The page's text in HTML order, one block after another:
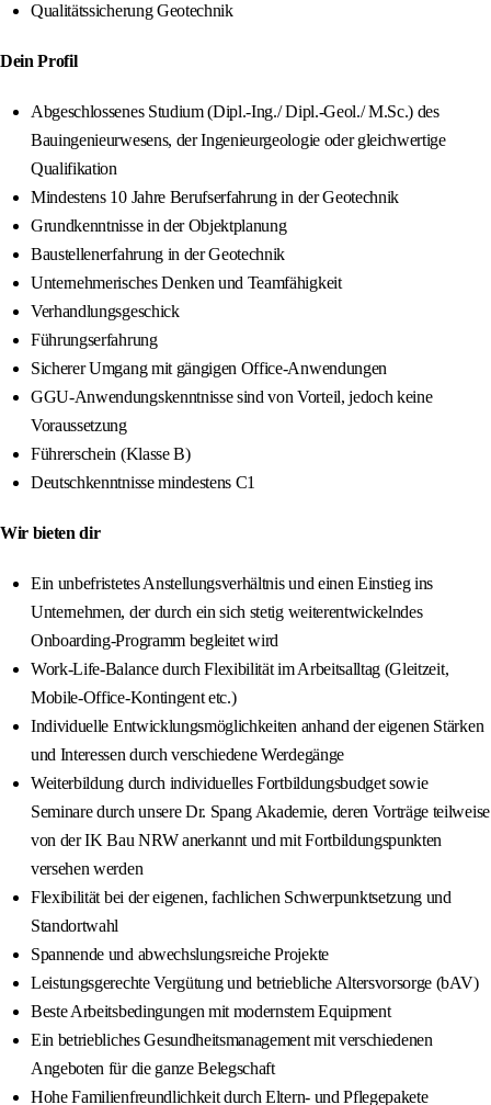
Qualitätssicherung Geotechnik
Dein Profil
Abgeschlossenes Studium (Dipl.-Ing./ Dipl.-Geol./ M.Sc.) des
Bauingenieurwesens, der Ingenieurgeologie oder gleichwertige
Qualifikation
Mindestens 10 Jahre Berufserfahrung in der Geotechnik
Grundkenntnisse in der Objektplanung
Baustellenerfahrung in der Geotechnik
Unternehmerisches Denken und Teamfähigkeit
Verhandlungsgeschick
Führungserfahrung
Sicherer Umgang mit gängigen Office-Anwendungen
GGU-Anwendungskenntnisse sind von Vorteil, jedoch keine
Voraussetzung
Führerschein (Klasse B)
Deutschkenntnisse mindestens C1
Wir bieten dir
Ein unbefristetes Anstellungsverhältnis und einen Einstieg ins
Unternehmen, der durch ein sich stetig weiterentwickelndes
Onboarding-Programm begleitet wird
Work-Life-Balance durch Flexibilität im Arbeitsalltag (Gleitzeit,
Mobile-Office-Kontingent etc.)
Individuelle Entwicklungsmöglichkeiten anhand der eigenen Stärken
und Interessen durch verschiedene Werdegänge
Weiterbildung durch individuelles Fortbildungsbudget sowie
Seminare durch unsere Dr. Spang Akademie, deren Vorträge teilweise
von der IK Bau NRW anerkannt und mit Fortbildungspunkten
versehen werden
Flexibilität bei der eigenen, fachlichen Schwerpunktsetzung und
Standortwahl
Spannende und abwechslungsreiche Projekte
Leistungsgerechte Vergütung und betriebliche Altersvorsorge (bAV)
Beste Arbeitsbedingungen mit modernstem Equipment
Ein betriebliches Gesundheitsmanagement mit verschiedenen
Angeboten für die ganze Belegschaft
Hohe Familienfreundlichkeit durch Eltern- und Pflegepakete